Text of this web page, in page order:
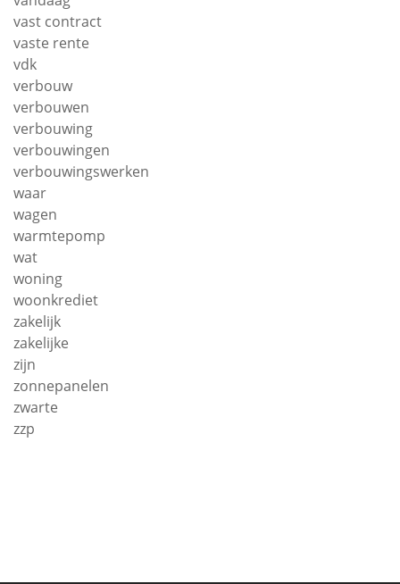
vast contract
vaste rente
vdk
verbouw
verbouwen
verbouwing
verbouwingen
verbouwingswerken
waar
wagen
warmtepomp
wat
woning
woonkrediet
zakelijk
zakelijke
zijn
zonnepanelen
zwarte
zzp